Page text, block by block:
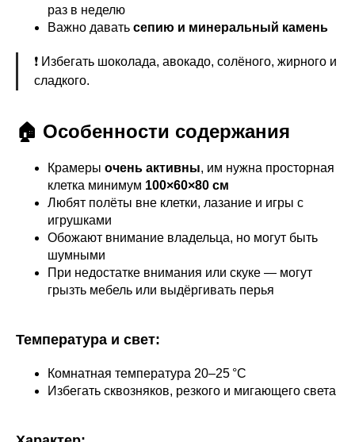
раз в неделю
Важно давать сепию и минеральный камень
❗ Избегать шоколада, авокадо, солёного, жирного и
сладкого.
🏠 Особенности содержания
Крамеры очень активны, им нужна просторная
клетка минимум 100×60×80 см
Любят полёты вне клетки, лазание и игры с
игрушками
Обожают внимание владельца, но могут быть
шумными
При недостатке внимания или скуке — могут
грызть мебель или выдёргивать перья
Температура и свет:
Комнатная температура 20–25 °C
Избегать сквозняков, резкого и мигающего света